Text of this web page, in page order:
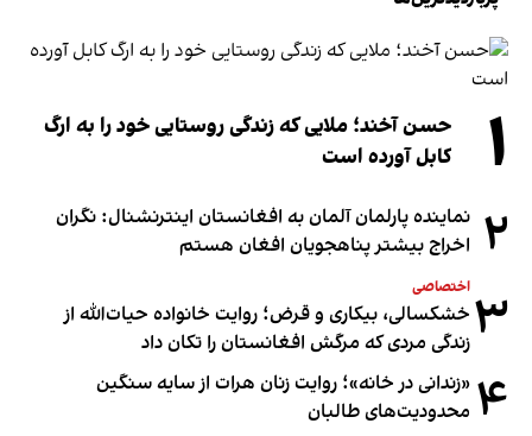
۱
حسن آخند؛ ملایی که زندگی روستایی خود را به ارگ
کابل آورده است
۲ نماینده پارلمان آلمان به افغانستان اینترنشنال: نگران
اخراج بیشتر پناهجویان افغان هستم
۳ اختصاصی
خشکسالی، بیکاری و قرض؛ روایت خانواده حیات‌الله از
زندگی مردی که مرگش افغانستان را تکان داد
۴ «زندانی در خانه»؛ روایت زنان هرات از سایه سنگین
محدودیت‌های طالبان